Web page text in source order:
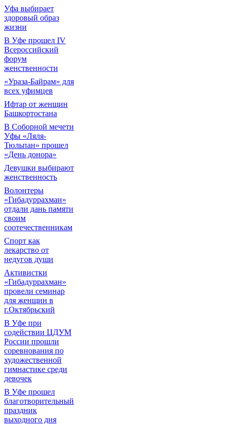
Уфа выбирает
здоровый образ
жизни
В Уфе прошел IV
Всероссийский
форум
женственности
«Ураза-Байрам» для
всех уфимцев
Ифтар от женщин
Башкортостана
В Соборной мечети
Уфы «Ляля-
Тюльпан» прошел
«День донора»
Девушки выбирают
женственность
Волонтеры
«Гибадуррахман»
отдали дань памяти
своим
соотечественникам
Спорт как
лекарство от
недугов души
Активистки
«Гибадуррахман»
провели семинар
для женщин в
г.Октябрьский
В Уфе при
содействии ЦДУМ
России прошли
соревнования по
художественной
гимнастике среди
девочек
В Уфе прошел
благотворительный
праздник
выходного дня